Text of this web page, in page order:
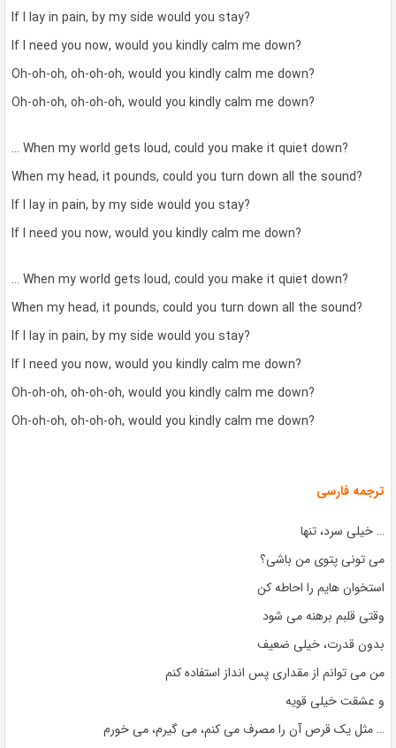
If I lay in pain, by my side would you stay?
If I need you now, would you kindly calm me down?
Oh-oh-oh, oh-oh-oh, would you kindly calm me down?
Oh-oh-oh, oh-oh-oh, would you kindly calm me down?
… When my world gets loud, could you make it quiet down?
When my head, it pounds, could you turn down all the sound?
If I lay in pain, by my side would you stay?
If I need you now, would you kindly calm me down?
… When my world gets loud, could you make it quiet down?
When my head, it pounds, could you turn down all the sound?
If I lay in pain, by my side would you stay?
If I need you now, would you kindly calm me down?
Oh-oh-oh, oh-oh-oh, would you kindly calm me down?
Oh-oh-oh, oh-oh-oh, would you kindly calm me down?
ترجمه فارسی
… خیلی سرد، تنها
می تونی پتوی من باشی؟
استخوان هایم را احاطه کن
وقتی قلبم برهنه می شود
بدون قدرت، خیلی ضعیف
من می توانم از مقداری پس انداز استفاده کنم
و عشقت خیلی قویه
… مثل یک قرص آن را مصرف می کنم، می گیرم، می خورم